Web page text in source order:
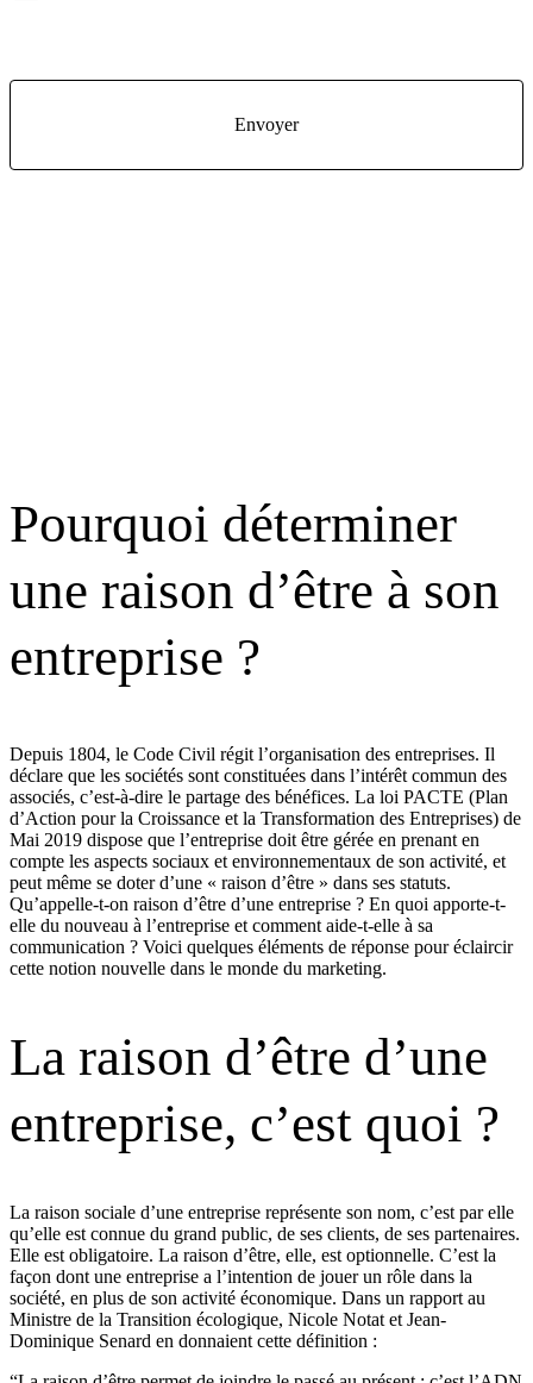
Pourquoi déterminer
une raison d’être à son
entreprise ?
Depuis 1804, le Code Civil régit l’organisation des entreprises. Il
déclare que les sociétés sont constituées dans l’intérêt commun des
associés, c’est-à-dire le partage des bénéfices. La loi PACTE (Plan
d’Action pour la Croissance et la Transformation des Entreprises) de
Mai 2019 dispose que l’entreprise doit être gérée en prenant en
compte les aspects sociaux et environnementaux de son activité, et
peut même se doter d’une « raison d’être » dans ses statuts.
Qu’appelle-t-on raison d’être d’une entreprise ? En quoi apporte-t-
elle du nouveau à l’entreprise et comment aide-t-elle à sa
communication ? Voici quelques éléments de réponse pour éclaircir
cette notion nouvelle dans le monde du marketing.
La raison d’être d’une
entreprise, c’est quoi ?
La raison sociale d’une entreprise représente son nom, c’est par elle
qu’elle est connue du grand public, de ses clients, de ses partenaires.
Elle est obligatoire. La raison d’être, elle, est optionnelle. C’est la
façon dont une entreprise a l’intention de jouer un rôle dans la
société, en plus de son activité économique. Dans un rapport au
Ministre de la Transition écologique, Nicole Notat et Jean-
Dominique Senard en donnaient cette définition :